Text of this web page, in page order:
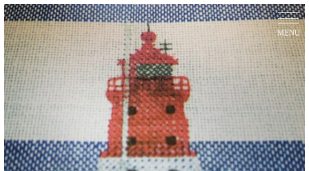
コ
ン
テ
ン
ツ
へ
ス
キ
ッ
プ
MENU